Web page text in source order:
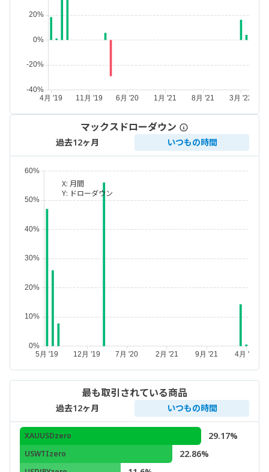
マックスドローダウン
過去12ヶ月 いつもの時間
X: 月間
Y: ドローダウン
最も取引されている商品
過去12ヶ月 いつもの時間
XAUUSDzero 29.17%
USWTIzero 22.86%